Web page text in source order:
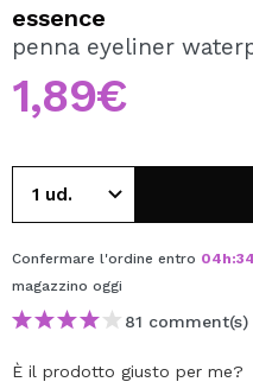
Creando un account su
acquisti velocemente,
consultare le tue
CREARE
essence
penna eyeliner
1,89€
Confermare l'ordine entro 04h:34
magazzino oggi
81
È il prodotto giusto per me?